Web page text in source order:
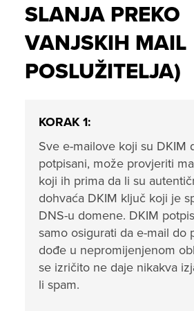
SLANJA PREKO
VANJSKIH MAIL
POSLUŽITELJA)
KORAK 1:
Sve e-mailove koji su DKIM
potpisani, može provjeriti
koji ih prima da li su
dohvaća DKIM ključ koji je
DNS-u domene. DKIM
samo osigurati da e-mail do
dođe u nepromijenjenom
se izričito ne daje nikakva
li spam.